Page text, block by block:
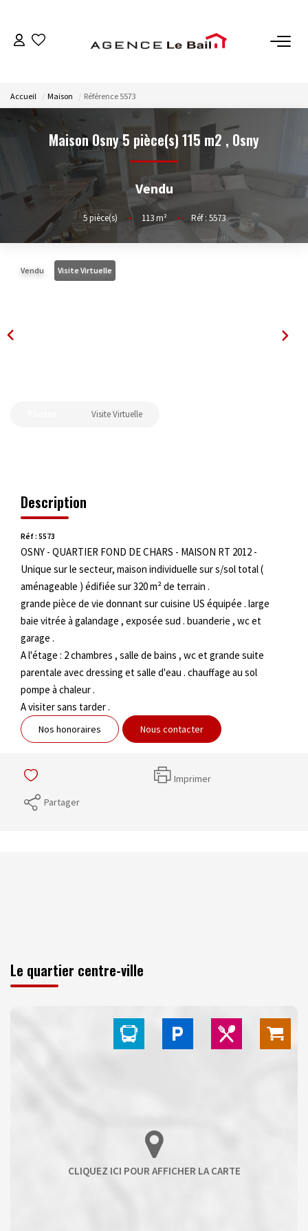
ESTIMATION
LOCATIONS
GESTION
Espace Propriétaire
Accueil Maison Référence 5573
Maison Osny 5 pièce(s) 115 m2 , Osny
Vendu
5pièce(s) • 113m² • Réf : 5573
Vendu Visite Virtuelle
Visite Virtuelle
Description
Réf : 5573
OSNY - QUARTIER FOND DE CHARS - MAISON RT 2012 -
Unique sur le secteur, maison individuelle sur s/sol total (
aménageable ) édifiée sur 320 m² de terrain .
grande pièce de vie donnant sur cuisine US équipée . large
baie vitrée à galandage , exposée sud . buanderie , wc et
garage .
A l'étage : 2 chambres , salle de bains , wc et grande suite
parentale avec dressing et salle d'eau . chauffage au sol
pompe à chaleur .
A visiter sans tarder .
Nos honoraires Nous contacter
Imprimer
Partager
Le quartier centre-ville